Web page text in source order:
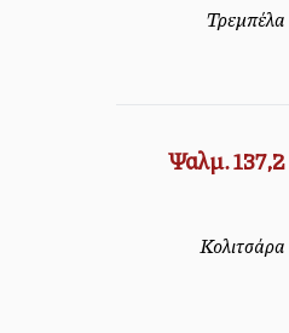
Τρεμπέλα
Ψαλμ. 137,2
Κολιτσάρα